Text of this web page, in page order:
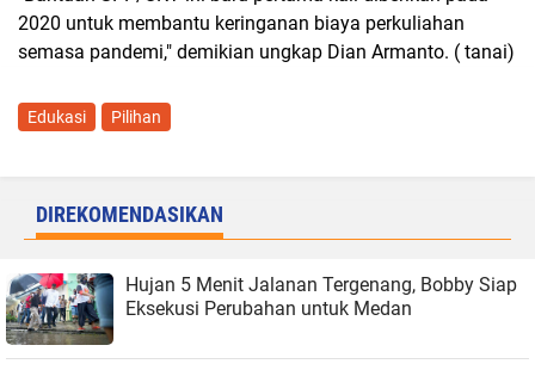
2020 untuk membantu keringanan biaya perkuliahan
semasa pandemi," demikian ungkap Dian Armanto. ( tanai)
Edukasi Pilihan
DIREKOMENDASIKAN
Hujan 5 Menit Jalanan Tergenang, Bobby Siap
Eksekusi Perubahan untuk Medan